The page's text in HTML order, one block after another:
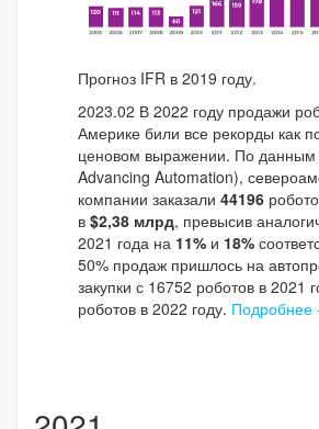
Прогноз IFR в 2019 году.
2023.02 В 2022 году продажи
Америке били все рекорды как
ценовом выражении. По данным
Advancing Automation),
компании заказали 44196
в $2,38 млрд, превысив
2021 года на 11% и 18%
50% продаж пришлось на
закупки с 16752 роботов в 2021
роботов в 2022 году. Подробнее